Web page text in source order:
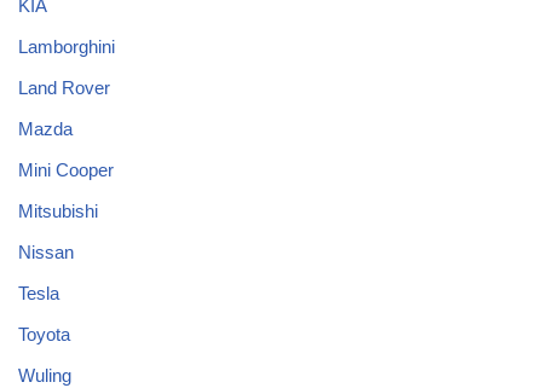
KIA
Lamborghini
Land Rover
Mazda
Mini Cooper
Mitsubishi
Nissan
Tesla
Toyota
Wuling